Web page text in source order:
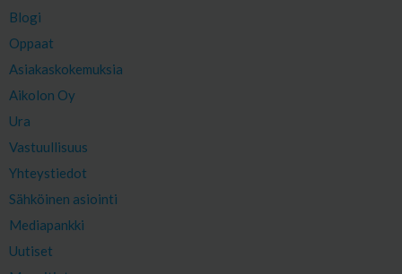
Blogi
Oppaat
Asiakaskokemuksia
Aikolon Oy
Ura
Vastuullisuus
Yhteystiedot
Sähköinen asiointi
Mediapankki
Uutiset